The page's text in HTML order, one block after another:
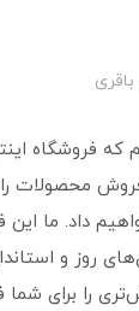
که فروشگاه
محصولات را
داد. ما این
روز و
را برای شما